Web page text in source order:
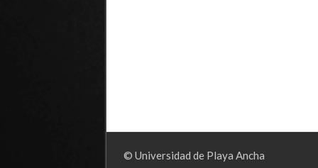
© Universidad de Playa Ancha